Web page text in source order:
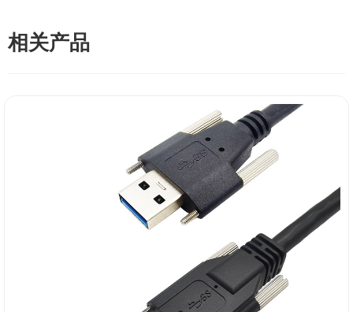
相关产品